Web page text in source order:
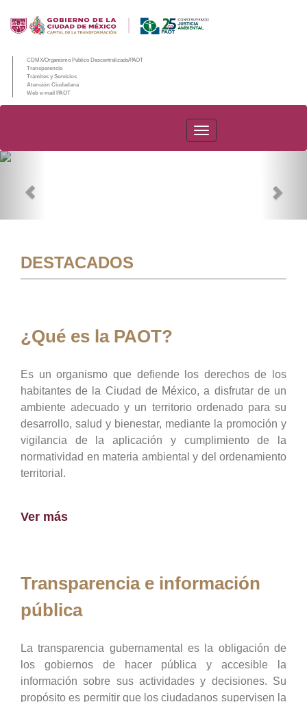
CDMX/Organismo Público Descentralizado/PAOT
Transparencia
Trámites y Servicios
Atención Ciudadana
Web e-mail PAOT
PAOT
DESTACADOS
¿Qué es la PAOT?
Es un organismo que defiende los derechos de los
habitantes de la Ciudad de México, a disfrutar de un
ambiente adecuado y un territorio ordenado para su
desarrollo, salud y bienestar, mediante la promoción y
vigilancia de la aplicación y cumplimiento de la
normatividad en materia ambiental y del ordenamiento
territorial.
Ver más
Transparencia e información
pública
La transparencia gubernamental es la obligación de
los gobiernos de hacer pública y accesible la
información sobre sus actividades y decisiones. Su
propósito es permitir que los ciudadanos supervisen la